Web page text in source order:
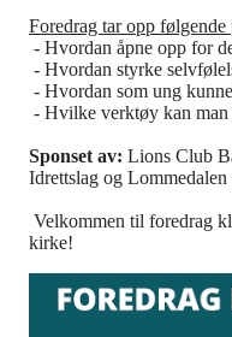
Foredrag tar opp
- Hvordan åpne opp for
- Hvordan styrke
- Hvordan som ung
- Hvilke verktøy kan
Sponset av: Lions Club
Idrettslag og Lommedalen
Velkommen til foredrag
kirke!